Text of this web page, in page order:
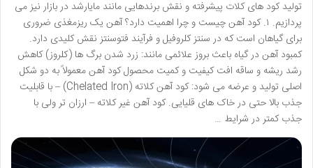
تولید کود های کلات پیشرفته و نقش برندهایی مانند مایارشد در بازار نیز می
پردازیم. ۱. کود آهن چیست و چرا اهمیت دارد؟ آهن یک ریزمغذی ضروری
برای گیاهان است که در سنتز کلروفیل و فرآیند فتوسنتز نقش کلیدی دارد.
کمبود آهن در گیاه باعث بروز علائمی مانند: زرد شدن برگ ها (کلروز) کاهش
رشد ریشه و ساقه افت کیفیت و کمیت محصول کود آهن معمولاً به دو شکل
اصلی تولید و عرضه می شود: کود آهن کلاته (Chelated Iron) – با قابلیت
جذب بالا حتی در خاک های قلیایی. کود آهن غیر کلاته – ارزان تر ولی با
جذب کمتر در شرایط …